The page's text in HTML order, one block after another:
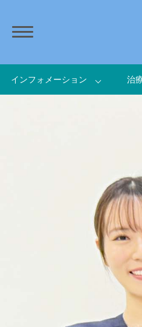
インフォメーション 治